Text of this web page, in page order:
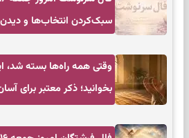
سبک‌کردن انتخاب‌ها و
وقتی همه راه‌ها بسته شد،
بخوانید؛ ذکر معتبر برای